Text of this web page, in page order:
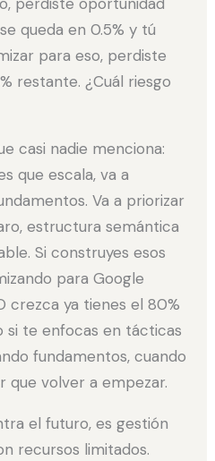
queda en 0.5% y tú
para eso, perdiste
restante. ¿Cuál riesgo
casi nadie menciona:
que escala, va a
Va a priorizar
estructura semántica
Si construyes esos
para Google
crezca ya tienes el 80%
si te enfocas en tácticas
fundamentos, cuando
que volver a empezar.
el futuro, es gestión
recursos limitados.